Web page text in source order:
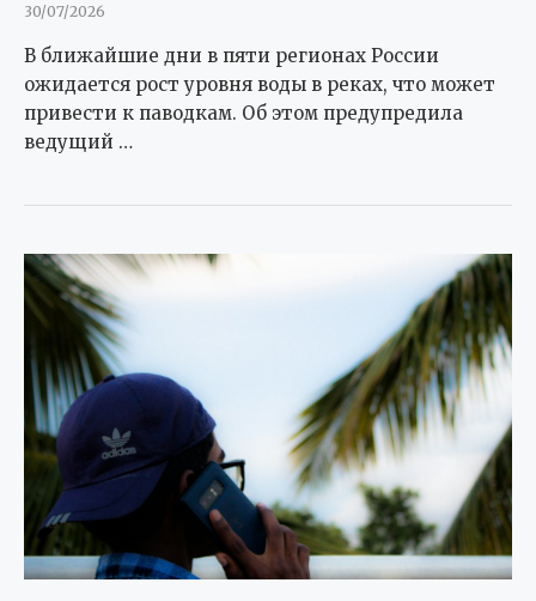
30/07/2026
В ближайшие дни в пяти регионах России
ожидается рост уровня воды в реках, что может
привести к паводкам. Об этом предупредила
ведущий …